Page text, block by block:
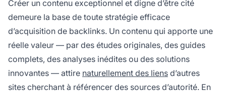
Créer un contenu exceptionnel et digne d’être cité
demeure la base de toute stratégie efficace
d’acquisition de backlinks. Un contenu qui apporte une
réelle valeur — par des études originales, des guides
complets, des analyses inédites ou des solutions
innovantes — attire naturellement des liens d’autres
sites cherchant à référencer des sources d’autorité. En